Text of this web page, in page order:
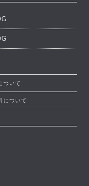
ついて
について